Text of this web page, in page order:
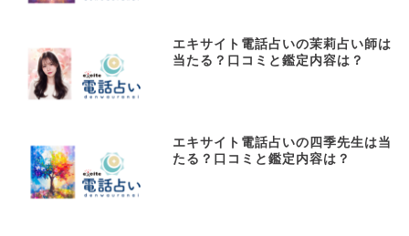
エキサイト電話占いの茉莉占い師は
当たる？口コミと鑑定内容は？
エキサイト電話占いの四季先生は当
たる？口コミと鑑定内容は？